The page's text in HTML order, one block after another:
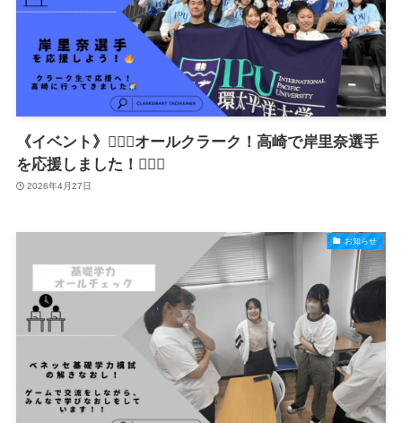
《イベント》🤸‍♀️✨オールクラーク！高崎で岸里奈選手
を応援しました！🤸‍♀️✨
2026年4月27日
お知らせ